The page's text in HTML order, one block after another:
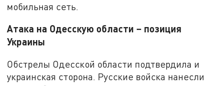
мобильная сеть.
Атака на Одесскую области – позиция
Украины
Обстрелы Одесской области подтвердила и
украинская сторона. Русские войска нанесли